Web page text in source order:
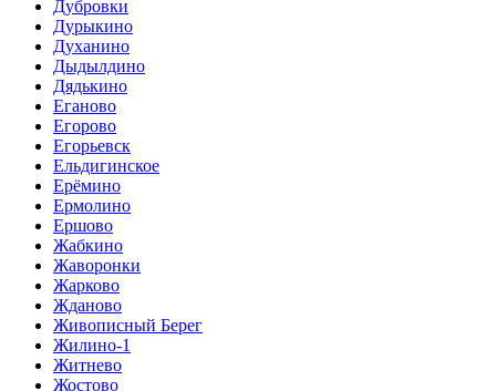
Дубровки
Дурыкино
Духанино
Дыдылдино
Дядькино
Еганово
Егорово
Егорьевск
Ельдигинское
Ерёмино
Ермолино
Ершово
Жабкино
Жаворонки
Жарково
Жданово
Живописный Берег
Жилино-1
Житнево
Жостово